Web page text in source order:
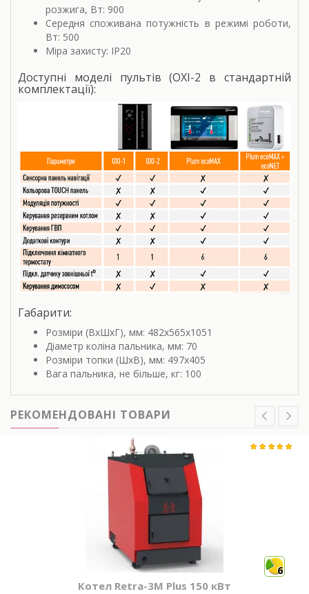
розжига, Вт: 900
Середня споживана потужність в режимі роботи,
Вт: 500
Міра захисту: IP20
Доступні моделі пультів (OXI-2 в стандартній
комплектації):
Габарити:
Розміри (ВхШхГ), мм: 482х565х1051
Діаметр коліна пальника, мм: 70
Розміри топки (ШхВ), мм: 497х405
Вага пальника, не більше, кг: 100
РЕКОМЕНДОВАНІ ТОВАРИ
6
Котел Retra-3М Plus 150 кВт